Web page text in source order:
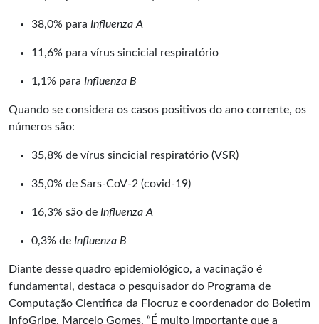
38,0% para Influenza A
11,6% para vírus sincicial respiratório
1,1% para Influenza B
Quando se considera os casos positivos do ano corrente, os
números são:
35,8% de vírus sincicial respiratório (VSR)
35,0% de Sars-CoV-2 (covid-19)
16,3% são de Influenza A
0,3% de Influenza B
Diante desse quadro epidemiológico, a vacinação é
fundamental, destaca o pesquisador do Programa de
Computação Cientifica da Fiocruz e coordenador do Boletim
InfoGripe, Marcelo Gomes. “É muito importante que a